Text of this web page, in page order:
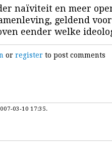
naïviteit en meer
geldend
eender welke
orregister to post comments
03-10 17:35.